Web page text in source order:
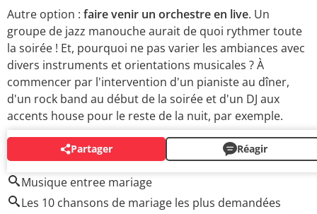
Autre option : faire venir un orchestre en live. Un
groupe de jazz manouche aurait de quoi rythmer toute
la soirée ! Et, pourquoi ne pas varier les ambiances avec
divers instruments et orientations musicales ? À
commencer par l'intervention d'un pianiste au dîner,
d'un rock band au début de la soirée et d'un DJ aux
accents house pour le reste de la nuit, par exemple.
Partager Réagir
AUTOUR DU MÊME SUJET
Musique entree mariage
Les 10 chansons de mariage les plus demandées